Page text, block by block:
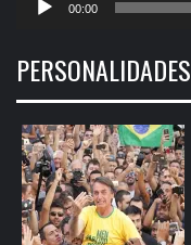
00:00
PERSONALIDADES